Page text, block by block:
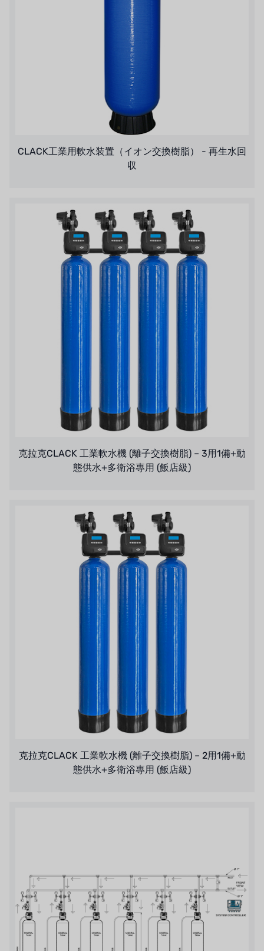
CLACK工業用軟水装置（イオン交換樹脂） - 再生水回
収
克拉克CLACK 工業軟水機 (離子交換樹脂) – 3用1備+動
態供水+多衛浴專用 (飯店級)
克拉克CLACK 工業軟水機 (離子交換樹脂) – 2用1備+動
態供水+多衛浴專用 (飯店級)